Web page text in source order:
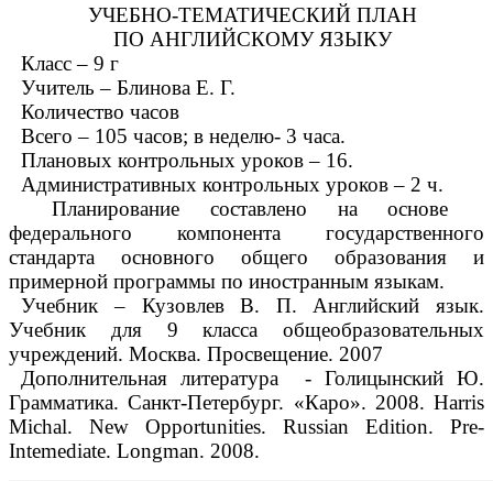
УЧЕБНО-ТЕМАТИЧЕСКИЙ ПЛАН
ПО АНГЛИЙСКОМУ ЯЗЫКУ
Класс – 9 г
Учитель – Блинова Е. Г.
Количество часов
Всего – 105 часов; в неделю- 3 часа.
Плановых контрольных уроков – 16.
Административных контрольных уроков – 2 ч.
Планирование составлено на основе
федерального компонента государственного
стандарта основного общего образования и
примерной программы по иностранным языкам.
Учебник – Кузовлев В. П. Английский язык.
Учебник для 9 класса общеобразовательных
учреждений. Москва. Просвещение. 2007
Дополнительная литература - Голицынский Ю.
Грамматика. Санкт-Петербург. «Каро». 2008. Harris
Michal. New Opportunities. Russian Edition. Pre-
Intemediate. Longman. 2008.